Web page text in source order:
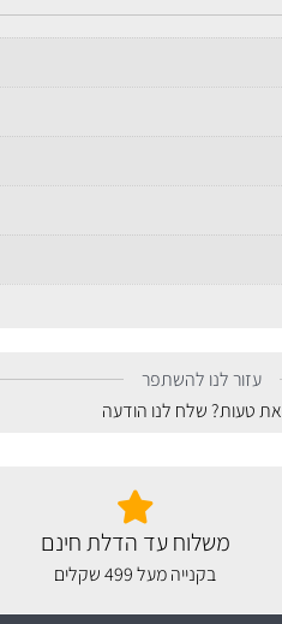
עזור לנו להשתפר
טעות? שלח לנו הודעה
משלוח עד הדלת חינם
בקנייה מעל 499 שקלים